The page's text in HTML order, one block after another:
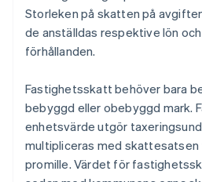
Storleken på skatten på
de anställdas respektive lön
förhållanden.
Fastighetsskatt behöver bara
bebyggd eller obebyggd mark.
enhetsvärde utgör
multipliceras med
promille. Värdet för